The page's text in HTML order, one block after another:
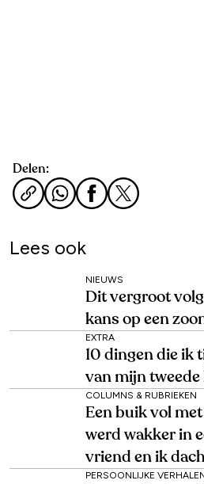
Delen:
Lees ook
NIEUWS
Dit vergroot
kans op een
EXTRA
10 dingen die ik
van mijn
COLUMNS & RUBRIEKEN
Een buik vol
werd wakker in
vriend en ik
PERSOONLIJKE